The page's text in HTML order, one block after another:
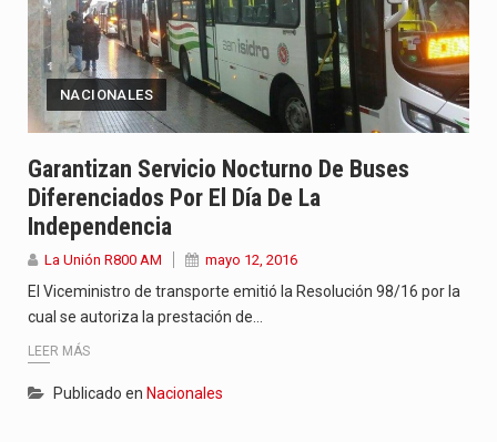
NACIONALES
Garantizan Servicio Nocturno De Buses
Diferenciados Por El Día De La
Independencia
La Unión R800 AM mayo 12, 2016
El Viceministro de transporte emitió la Resolución 98/16 por la
cual se autoriza la prestación de…
LEER MÁS
Publicado en Nacionales